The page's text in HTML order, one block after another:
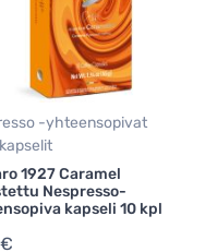
-yhteensopivat
1927 Caramel
Nespresso-
kapseli 10 kpl